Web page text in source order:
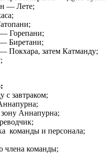
— Лете;
Горепани;
Биретани;
Покхара, затем Катманду;
с завтраком;
Аннапурна;
команды и персонала;
члена команды;